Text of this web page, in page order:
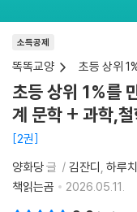
소득공제
똑똑교양 초등 상위
초등 상위 1%를
계 문학 + 과학,
2권
양화당글 김잔디 하루치
책읽는곰
2026.05.11.